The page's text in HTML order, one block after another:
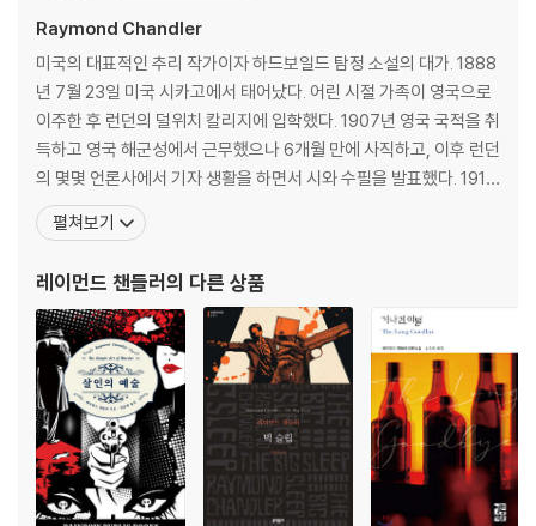
Raymond Chandler
미국의 대표적인 추리 작가이자 하드보일드 탐정 소설의 대가. 1888
년 7월 23일 미국 시카고에서 태어났다. 어린 시절 가족이 영국으로
이주한 후 런던의 덜위치 칼리지에 입학했다. 1907년 영국 국적을 취
득하고 영국 해군성에서 근무했으나 6개월 만에 사직하고, 이후 런던
의 몇몇 언론사에서 기자 생활을 하면서 시와 수필을 발표했다. 1912
년 미국으로 돌아와 로스앤젤레스에 정착한 이후 여러 직업을 전전하
다가, 1932년에 음주벽으로 일자리를 잃은 뒤 소설 집필에 몰두하기
은 쏘지 않는다」를 발표했으며, 이후
펼쳐보기
레이먼드 챈들러의 다른 상품